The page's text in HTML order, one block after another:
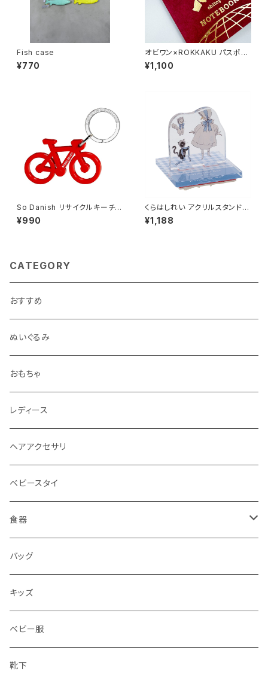
Fish case
¥770
オビワン×ROKKAKU パスポー
ト風ノート
¥1,100
So Danish リサイクルキーチェ
ーン (バイク)
¥990
くらはしれい アクリルスタンドス
タンプ/BU
¥1,188
CATEGORY
おすすめ
ぬいぐるみ
おもちゃ
レディース
ヘアアクセサリ
ベビースタイ
食器
水筒
水筒
バッグ
キッズ
ベビー服
靴下